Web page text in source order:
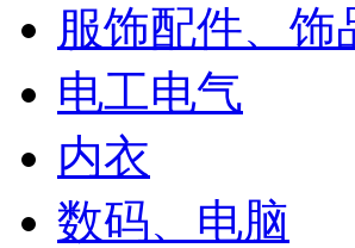
服饰配件、饰
电工电气
内衣
数码、电脑